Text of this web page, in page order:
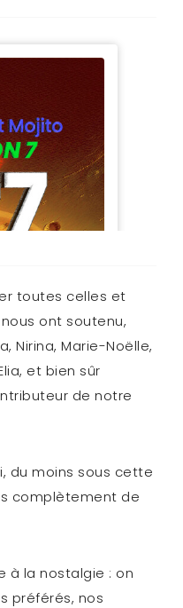
toutes celles et
ont soutenu,
Nirina, Marie-Noëlle,
et bien sûr
de notre
du moins sous cette
complètement de
à la nostalgie : on
préférés, nos